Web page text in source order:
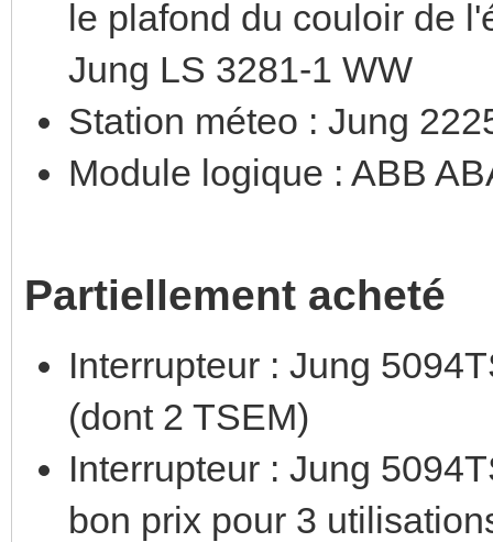
le plafond du couloir de
Jung LS 3281-1 WW
Station méteo : Jung
Module logique : ABB
Partiellement acheté
Interrupteur : Jung
(dont 2 TSEM)
Interrupteur : Jung
bon prix pour 3